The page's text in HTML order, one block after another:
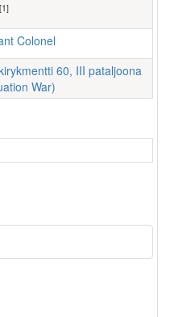
[1]
Colonel
War)